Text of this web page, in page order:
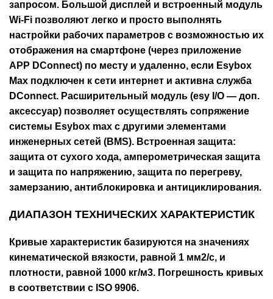
запросом. Большой дисплей и встроенный модуль
Wi-Fi позволяют легко и просто выполнять
настройки рабочих параметров с возможностью их
отображения на смартфоне (через приложение
APP DConnect) по месту и удаленно, если Esybox
Max подключен к сети интернет и активна служба
DConnect. Расширительный модуль (esy I/O — доп.
аксессуар) позволяет осуществлять сопряжение
системы Esybox max с другими элементами
инженерных сетей (BMS). Встроенная защита:
защита от сухого хода, амперометрическая защита
и защита по напряжению, защита по перегреву,
замерзанию, антиблокировка и антициклирования.
ДИАПАЗОН ТЕХНИЧЕСКИХ ХАРАКТЕРИСТИК
Кривые характеристик базируются на значениях
кинематической вязкости, равной 1 мм2/с, и
плотности, равной 1000 кг/м3. Погрешность кривых
в соответствии с ISO 9906.